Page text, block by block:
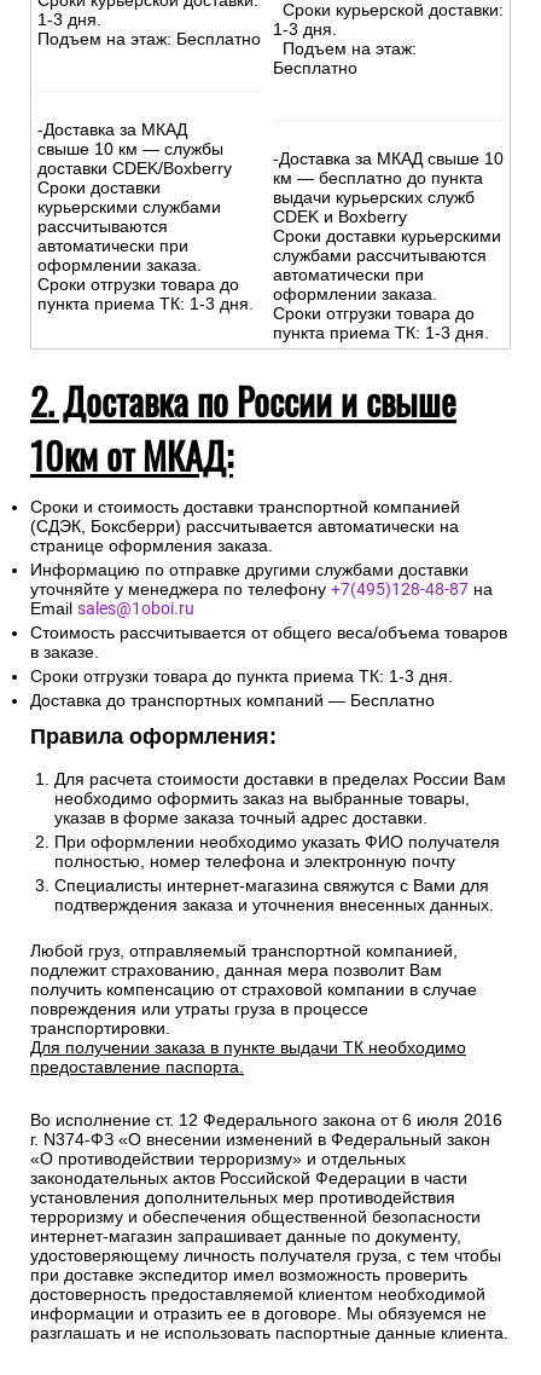
1-3 дня.
Подъем на этаж: Бесплатно
-Доставка за МКАД
свыше 10 км — службы
доставки CDEK/Boxberry
Сроки доставки
курьерскими службами
рассчитываются
автоматически при
оформлении заказа.
Сроки отгрузки товара до
пункта приема ТК: 1-3 дня.
Сроки курьерской доставки:
1-3 дня.
Подъем на этаж:
Бесплатно
-Доставка за МКАД свыше 10
км — бесплатно до пункта
выдачи курьерских служб
CDEK и Boxberry
Сроки доставки курьерскими
службами рассчитываются
автоматически при
оформлении заказа.
Сроки отгрузки товара до
пункта приема ТК: 1-3 дня.
2. Доставка по России и свыше
10км от МКАД:
Сроки и стоимость доставки транспортной компанией
(СДЭК, Боксберри) рассчитывается автоматически на
странице оформления заказа.
Информацию по отправке другими службами доставки
уточняйте у менеджера по телефону +7(495)128-48-87 на
Email sales@1oboi.ru
Стоимость рассчитывается от общего веса/объема товаров
в заказе.
Сроки отгрузки товара до пункта приема ТК: 1-3 дня.
Доставка до транспортных компаний — Бесплатно
Правила оформления:
Для расчета стоимости доставки в пределах России Вам
необходимо оформить заказ на выбранные товары,
указав в форме заказа точный адрес доставки.
При оформлении необходимо указать ФИО получателя
полностью, номер телефона и электронную почту
Специалисты интернет-магазина свяжутся с Вами для
подтверждения заказа и уточнения внесенных данных.
Любой груз, отправляемый транспортной компанией,
подлежит страхованию, данная мера позволит Вам
получить компенсацию от страховой компании в случае
повреждения или утраты груза в процессе
транспортировки.
Для получении заказа в пункте выдачи ТК необходимо
предоставление паспорта.
Во исполнение ст. 12 Федерального закона от 6 июля 2016
г. N374-ФЗ «О внесении изменений в Федеральный закон
«О противодействии терроризму» и отдельных
законодательных актов Российской Федерации в части
установления дополнительных мер противодействия
терроризму и обеспечения общественной безопасности
интернет-магазин запрашивает данные по документу,
удостоверяющему личность получателя груза, с тем чтобы
при доставке экспедитор имел возможность проверить
достоверность предоставляемой клиентом необходимой
информации и отразить ее в договоре. Мы обязуемся не
разглашать и не использовать паспортные данные клиента.